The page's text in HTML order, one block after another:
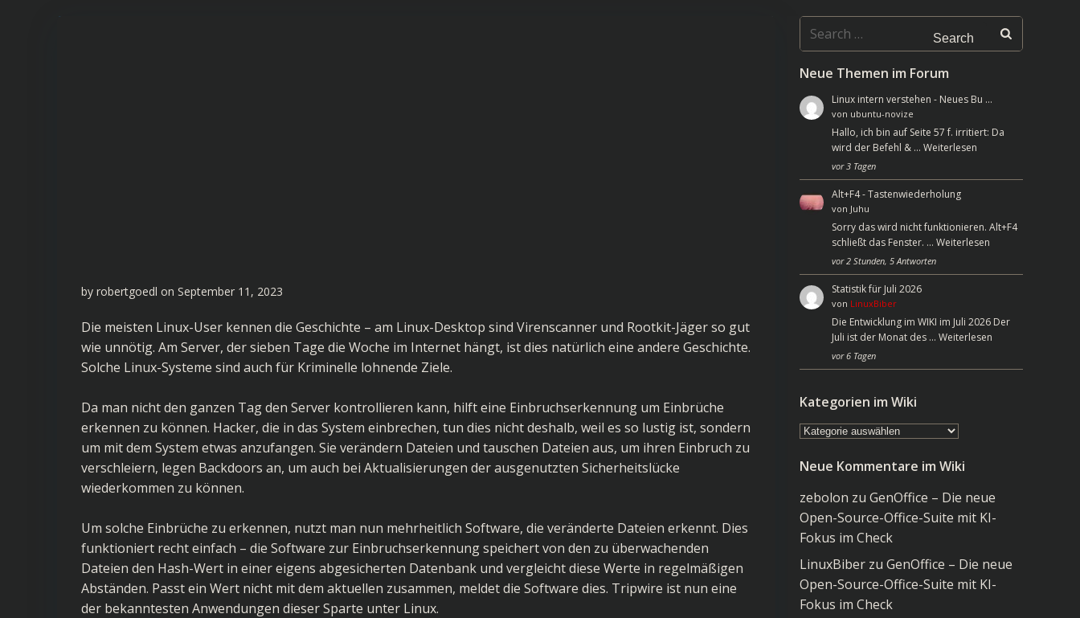
by robertgoedl on September 11, 2023
Die meisten Linux-User kennen die Geschichte – am Linux-Desktop sind Virenscanner und Rootkit-Jäger so gut
wie unnötig. Am Server, der sieben Tage die Woche im Internet hängt, ist dies natürlich eine andere Geschichte.
Solche Linux-Systeme sind auch für Kriminelle lohnende Ziele.
Da man nicht den ganzen Tag den Server kontrollieren kann, hilft eine Einbruchserkennung um Einbrüche
erkennen zu können. Hacker, die in das System einbrechen, tun dies nicht deshalb, weil es so lustig ist, sondern
um mit dem System etwas anzufangen. Sie verändern Dateien und tauschen Dateien aus, um ihren Einbruch zu
verschleiern, legen Backdoors an, um auch bei Aktualisierungen der ausgenutzten Sicherheitslücke
wiederkommen zu können.
Um solche Einbrüche zu erkennen, nutzt man nun mehrheitlich Software, die veränderte Dateien erkennt. Dies
funktioniert recht einfach – die Software zur Einbruchserkennung speichert von den zu überwachenden
Dateien den Hash-Wert in einer eigens abgesicherten Datenbank und vergleicht diese Werte in regelmäßigen
Abständen. Passt ein Wert nicht mit dem aktuellen zusammen, meldet die Software dies. Tripwire ist nun eine
der bekanntesten Anwendungen dieser Sparte unter Linux.
Search
for:
Neue Themen im Forum
Linux intern verstehen - Neues Bu …
von ubuntu-novize
Hallo, ich bin auf Seite 57 f. irritiert: Da
wird der Befehl & … Weiterlesen
vor 3 Tagen
Alt+F4 - Tastenwiederholung
von Juhu
Sorry das wird nicht funktionieren. Alt+F4
schließt das Fenster. … Weiterlesen
vor 2 Stunden, 5 Antworten
Statistik für Juli 2026
von LinuxBiber
Die Entwicklung im WIKI im Juli 2026 Der
Juli ist der Monat des … Weiterlesen
vor 6 Tagen
Kategorien im Wiki
Kategorien
Wiki
Neue Kommentare im Wiki
zebolon zu GenOffice – Die neue
Open-Source-Office-Suite mit KI-
Fokus im Check
LinuxBiber zu GenOffice – Die neue
Open-Source-Office-Suite mit KI-
Fokus im Check